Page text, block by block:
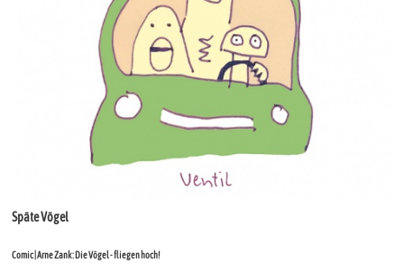
Späte Vögel
Comic | Arne Zank: Die Vögel - fliegen hoch!